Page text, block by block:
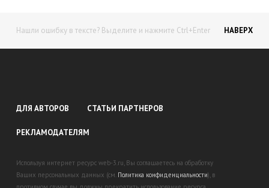
Нашли ошибку в тексте? Выделите и нажмите Ctrl+Enter НАВЕРХ
ДЛЯ АВТОРОВ СТАТЬИ ПАРТНЕРОВ
РЕКЛАМОДАТЕЛЯМ
Используя интернет ресурс web-3.ru, Вы соглашаетесь на обработку
Ваших персональных данных (см. Политика конфиденциальности), в